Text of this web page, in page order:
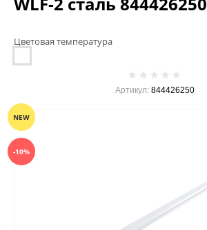
Цветовая температура
Артикул:844426250
NEW
-10%